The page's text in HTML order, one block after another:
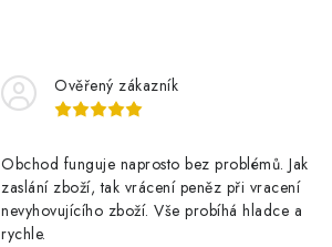
Ověřený zákazník
Obchod funguje naprosto bez problémů. Jak
zaslání zboží, tak vrácení peněz při vracení
nevyhovujícího zboží. Vše probíhá hladce a
rychle.